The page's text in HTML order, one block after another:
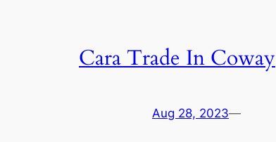
Cara Trade In Coway
Aug 28, 2023—